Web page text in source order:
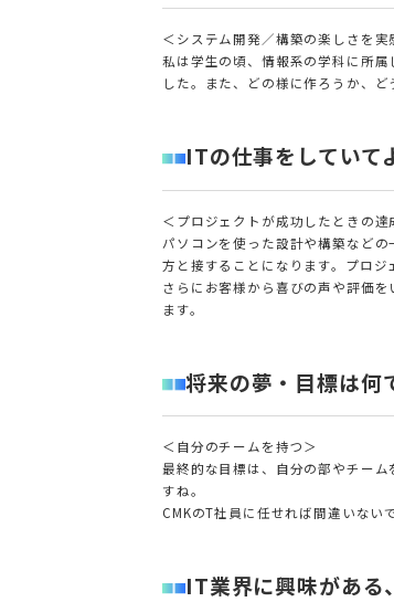
＜システム開発／構築の楽しさを実
私は学生の頃、情報系の学科に所
した。また、どの様に作ろうか、
ITの仕事をしていて
＜プロジェクトが成功したときの達
パソコンを使った設計や構築など
方と接することになります。プロ
さらにお客様から喜びの声や評価
ます。
将来の夢・目標は何
＜自分のチームを持つ＞
最終的な目標は、自分の部やチー
すね。
CMKのT社員に任せれば間違いない
IT業界に興味がある